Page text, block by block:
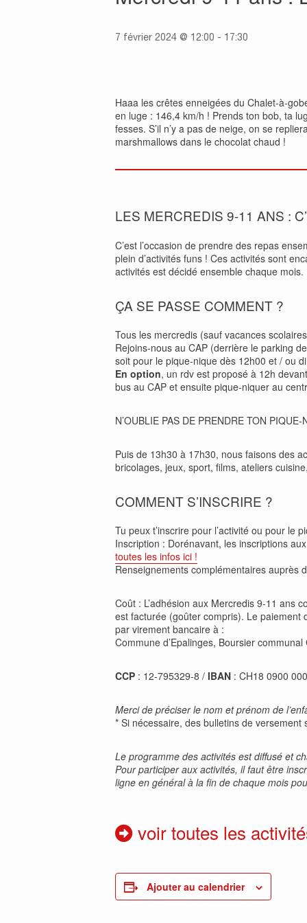
7 février 2024 @ 12:00 - 17:30
Haaa les crêtes enneigées du Chalet-à-
en luge : 146,4 km/h ! Prends ton bob, ta
fesses. S’il n’y a pas de neige, on se
marshmallows dans le chocolat chaud !
LES MERCREDIS 9-11 ANS :
C’est l’occasion de prendre des repas
plein d’activités funs ! Ces activités sont
activités est décidé ensemble chaque mois.
ÇA SE PASSE COMMENT ?
Tous les mercredis (sauf vacances
Rejoins-nous au CAP (derrière le parking
soit pour le pique-nique dès 12h00 et / ou
En option, un rdv est proposé à 12h
bus au CAP et ensuite pique-niquer au
N’OUBLIE PAS DE PRENDRE TON
Puis de 13h30 à 17h30, nous faisons des
bricolages, jeux, sport, films, ateliers
COMMENT S’INSCRIRE ?
Tu peux t’inscrire pour l’activité ou pour le
Inscription : Dorénavant, les inscriptions
toutes les infos ici !
Renseignements complémentaires auprès
Coût : L’adhésion aux Mercredis 9-11 ans
est facturée (goûter compris). Le paiement
par virement bancaire à :
Commune d’Epalinges, Boursier communal
CCP : 12-795329-8 / IBAN : CH18 0900
Merci de préciser le nom et prénom de
* Si nécessaire, des bulletins de versement
Le programme des activités est diffusé et
Pour participer aux activités, il faut être
ligne en général à la fin de chaque mois
voir toutes les
Ajouter au calendrier